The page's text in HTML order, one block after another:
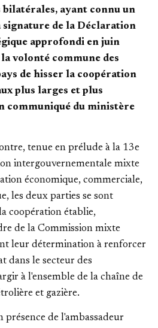
ayant connu un
signature de la Déclaration
approfondi en juin
volonté commune des
de hisser la coopération
plus larges et plus
communiqué du ministère
tenue en prélude à la 13e
intergouvernementale mixte
économique, commerciale,
les deux parties se sont
coopération établie,
de la Commission mixte
leur détermination à renforcer
dans le secteur des
à l'ensemble de la chaîne de
et gazière.
présence de l'ambassadeur